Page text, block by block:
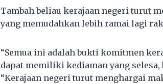
Tambah beliau kerajaan negeri turut
yang memudahkan lebih ramai lagi
“Semua ini adalah bukti komitmen
dapat memiliki kediaman yang
“Kerajaan negeri turut menghargai